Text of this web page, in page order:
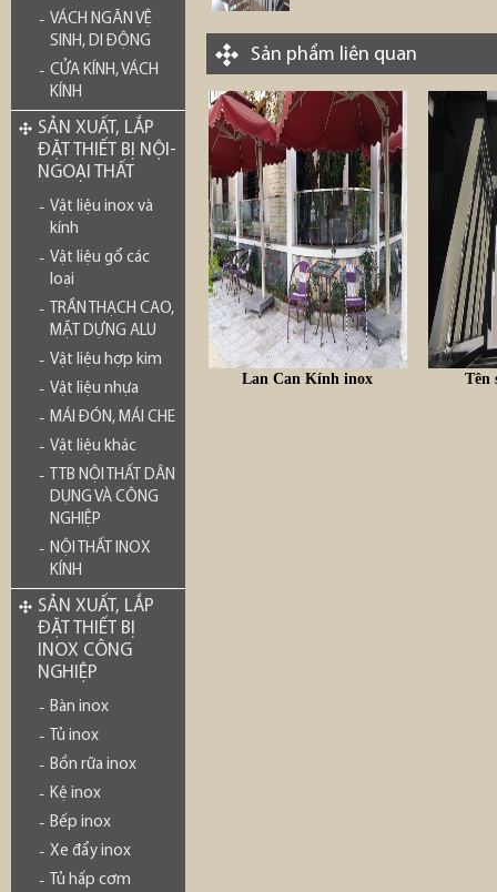
VÁCH NGĂN VỆ
SINH, DI ĐỘNG
CỬA KÍNH, VÁCH
KÍNH
SẢN XUẤT, LẮP
ĐẶT THIẾT BỊ NỘI-
NGOẠI THẤT
Vật liệu inox và
kính
Vật liệu gổ các
loại
TRẦN THẠCH CAO,
MẶT DỰNG ALU
Vật liệu hợp kim
Vật liệu nhựa
MÁI ĐÓN, MÁI CHE
Vật liệu khác
TTB NỘI THẤT DÂN
DỤNG VÀ CÔNG
NGHIỆP
NỘI THẤT INOX
KÍNH
SẢN XUẤT, LẮP
ĐẶT THIẾT BỊ
INOX CÔNG
NGHIỆP
Bàn inox
Tủ inox
Bồn rữa inox
Kệ inox
Bếp inox
Xe đẩy inox
Tủ hấp cơm
Sản phẩm liên quan
Lan Can Kính inox Tên